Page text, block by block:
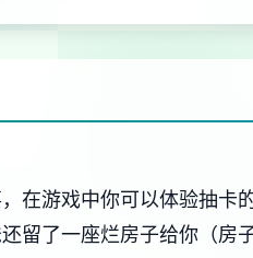
在游戏中你可以体验抽卡
留了一座烂房子给你（房